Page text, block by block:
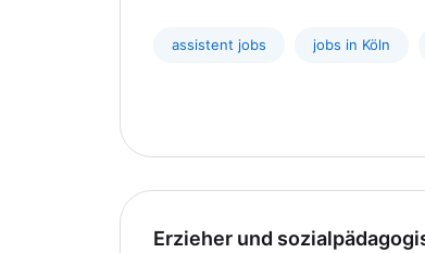
assistent jobs jobs in Köln
Erzieher und